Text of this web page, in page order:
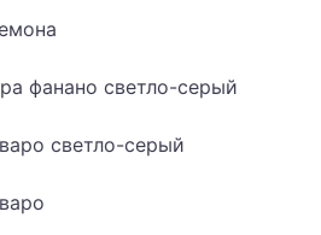
фанано светло-серый
светло-серый